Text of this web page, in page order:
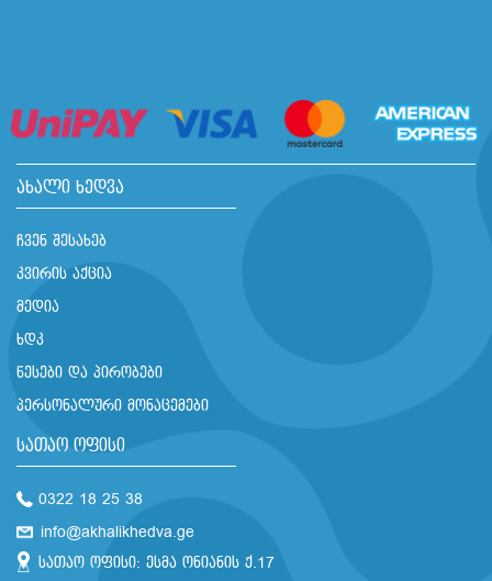
ახალი ხედვა
ჩვენ შესახებ
კვირის აქცია
მედია
ხდკ
წესები და პირობები
პერსონალური მონაცემები
სათაო ოფისი
0322 18 25 38
info@akhalikhedva.ge
სათაო ოფისი: ესმა ონიანის ქ.17